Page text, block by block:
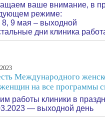
ваше внимание, в
режиме:
8, 9 мая – выходной
дни клиника
Международного
на все программы
работы клиники в
— выходной день